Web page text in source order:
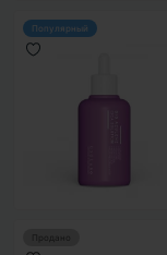
Популярный
Продано